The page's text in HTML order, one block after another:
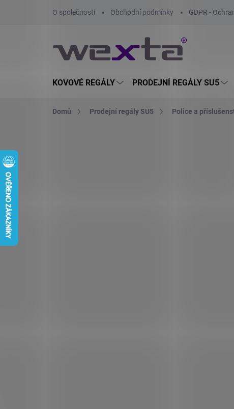
O společnosti Obchodní podmínky GDPR -
KOVOVÉ REGÁLY PRODEJNÍ REGÁLY SU5
Domů Prodejní regály SU5 Police a